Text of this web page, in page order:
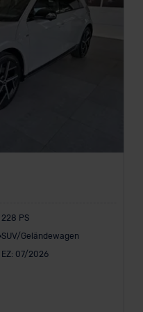
228 PS
SUV/Geländewagen
EZ: 07/2026